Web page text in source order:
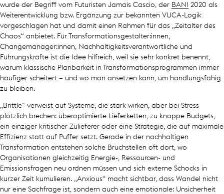
wurde der Begriff vom Futuristen Jamais Cascio, der BANI
2020 als
Weiterentwicklung bzw. Ergänzung zur bekannten VUCA-Logik
vorgeschlagen hat und damit einen Rahmen für das „Zeitalter des
Chaos“ anbietet. Für Transformationsgestalter:innen,
Changemanager:innen, Nachhaltigkeitsverantwortliche und
Führungskräfte ist die Idee hilfreich, weil sie sehr konkret benennt,
warum klassische Planbarkeit in Transformationsprogrammen immer
häufiger scheitert – und wo man ansetzen kann, um handlungsfähig
zu bleiben.
„Brittle“ verweist auf Systeme, die stark wirken, aber bei Stress
plötzlich brechen: überoptimierte Lieferketten, zu knappe Budgets,
ein einziger kritischer Zulieferer oder eine Strategie, die auf maximale
Effizienz statt auf Puffer setzt. Gerade in der nachhaltigen
Transformation entstehen solche Bruchstellen oft dort, wo
Organisationen gleichzeitig Energie-, Ressourcen- und
Emissionsfragen neu ordnen müssen und sich externe Schocks in
kurzer Zeit kumulieren. „Anxious“ macht sichtbar, dass Wandel nicht
nur eine Sachfrage ist, sondern auch eine emotionale: Unsicherheit